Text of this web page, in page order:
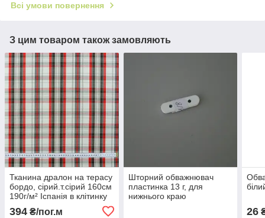
Всі умови повернення
З цим товаром також замовляють
Тканина дралон на терасу
бордо, сiрий.т.сiрий 160см
190г/м² Іспанія в клітинку
394 ₴/пог.м
Шторний обважнювач
пластинка 13 г, для
нижнього краю
26